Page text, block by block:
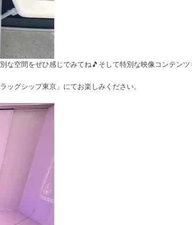
な空間をぜひ感じでみてね🎵そして特別な映像コンテンツ
ッグシップ東京」にてお楽しみください。